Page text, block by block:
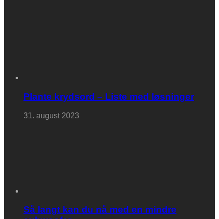
Plante krydsord – Liste med løsninger
31. august 2023
Så langt kan du nå med en mindre